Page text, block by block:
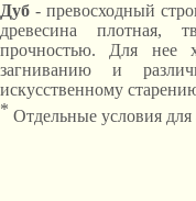
Дуб - превосходный
древесина плотная,
прочностью. Для нее
загниванию и
искусственному
* Отдельные условия